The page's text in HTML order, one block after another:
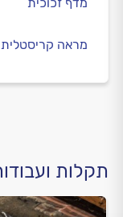
מראה קריסטלית
תקלות